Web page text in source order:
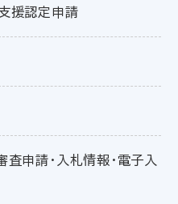
援認定申請
申請・入札情報・電子入